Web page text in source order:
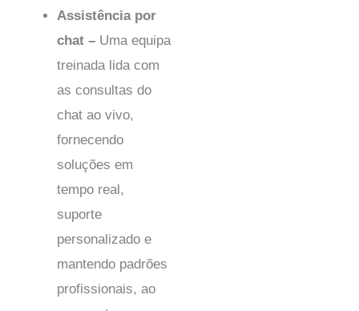
Assistência por
chat – Uma equipa
treinada lida com
as consultas do
chat ao vivo,
fornecendo
soluções em
tempo real,
suporte
personalizado e
mantendo padrões
profissionais, ao